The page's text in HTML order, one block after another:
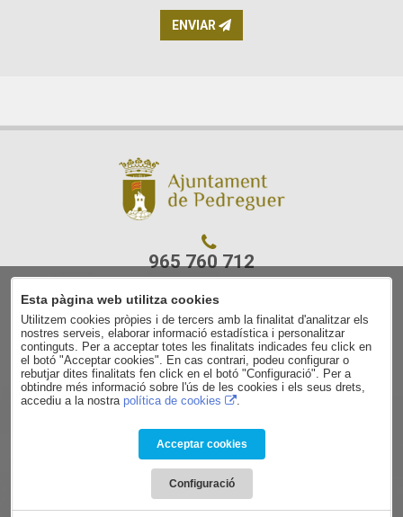
ENVIAR
965 760 712
C/ Ajuntament, 7
03750 Pedreguer
(Alacant)
Aviso legal
Contacto
Política de cookies
Condiciones de contratación
Esta pàgina web utilitza cookies
Utilitzem cookies pròpies i de tercers amb la finalitat d'analitzar els
nostres serveis, elaborar informació estadística i personalitzar
continguts. Per a acceptar totes les finalitats indicades feu click en
el botó "Acceptar cookies". En cas contrari, podeu configurar o
rebutjar dites finalitats fen click en el botó "Configuració". Per a
obtindre més informació sobre l'ús de les cookies i els seus drets,
accediu a la nostra política de cookies .
Acceptar cookies
Configuració